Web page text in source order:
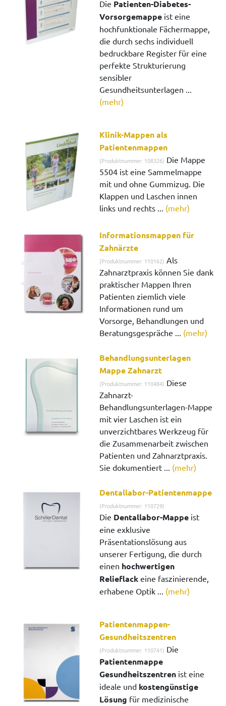
Die Patienten-Diabetes-
Vorsorgemappe ist eine
hochfunktionale Fächermappe,
die durch sechs individuell
bedruckbare Register für eine
perfekte Strukturierung
sensibler
Gesundheitsunterlagen ...
(mehr)
Klinik-Mappen als
Patientenmappen
(Produktnummer: 108326) Die Mappe
5504 ist eine Sammelmappe
mit und ohne Gummizug. Die
Klappen und Laschen innen
links und rechts ... (mehr)
Informationsmappen für
Zahnärzte
(Produktnummer: 110162) Als
Zahnarztpraxis können Sie dank
praktischer Mappen Ihren
Patienten ziemlich viele
Informationen rund um
Vorsorge, Behandlungen und
Beratungsgespräche ... (mehr)
Behandlungsunterlagen
Mappe Zahnarzt
(Produktnummer: 110484) Diese
Zahnarzt-
Behandlungsunterlagen-Mappe
mit vier Laschen ist ein
unverzichtbares Werkzeug für
die Zusammenarbeit zwischen
Patienten und Zahnarztpraxis.
Sie dokumentiert ... (mehr)
Dentallabor-Patientenmappe
(Produktnummer: 110729)
Die Dentallabor-Mappe ist
eine exklusive
Präsentationslösung aus
unserer Fertigung, die durch
einen hochwertigen
Relieflack eine faszinierende,
erhabene Optik ... (mehr)
Patientenmappen-
Gesundheitszentren
(Produktnummer: 110741) Die
Patientenmappe
Gesundheitszentren ist eine
ideale und kostengünstige
Lösung für medizinische